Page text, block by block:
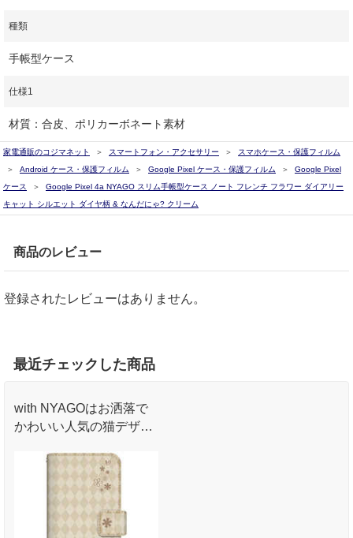
種類
手帳型ケース
仕様1
材質：合皮、ポリカーボネート素材
家電通販のコジマネット スマートフォン・アクセサリー
スマホケース・保護フィルム
Android ケース・保護フィルム
Google Pixel ケース・保護フィルム
Google Pixel
ケース
Google Pixel 4a NYAGO スリム手帳型ケース ノート フレンチ フラワー ダイアリー
キャット シルエット ダイヤ柄 & なんだにゃ? クリーム
商品のレビュー
登録されたレビューはありません。
最近チェックした商品
with NYAGOはお洒落で
かわいい人気の猫デザイ
いスリム手帳型ケース。